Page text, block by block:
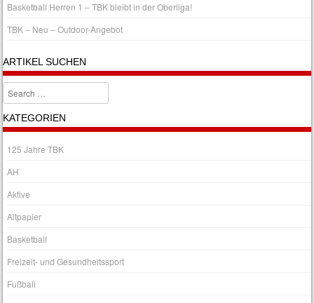
Basketball Herren 1 – TBK bleibt in der Oberliga!
TBK – Neu – Outdoor-Angebot
ARTIKEL SUCHEN
Search
KATEGORIEN
125 Jahre TBK
AH
Aktive
Altpapier
Basketball
Freizeit- und Gesundheitssport
Fußball